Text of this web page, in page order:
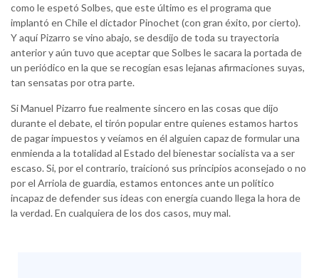
como le espetó Solbes, que este último es el programa que
implantó en Chile el dictador Pinochet (con gran éxito, por cierto).
Y aquí Pizarro se vino abajo, se desdijo de toda su trayectoria
anterior y aún tuvo que aceptar que Solbes le sacara la portada de
un periódico en la que se recogían esas lejanas afirmaciones suyas,
tan sensatas por otra parte.
Si Manuel Pizarro fue realmente sincero en las cosas que dijo
durante el debate, el tirón popular entre quienes estamos hartos
de pagar impuestos y veíamos en él alguien capaz de formular una
enmienda a la totalidad al Estado del bienestar socialista va a ser
escaso. Si, por el contrario, traicionó sus principios aconsejado o no
por el Arriola de guardia, estamos entonces ante un político
incapaz de defender sus ideas con energía cuando llega la hora de
la verdad. En cualquiera de los dos casos, muy mal.